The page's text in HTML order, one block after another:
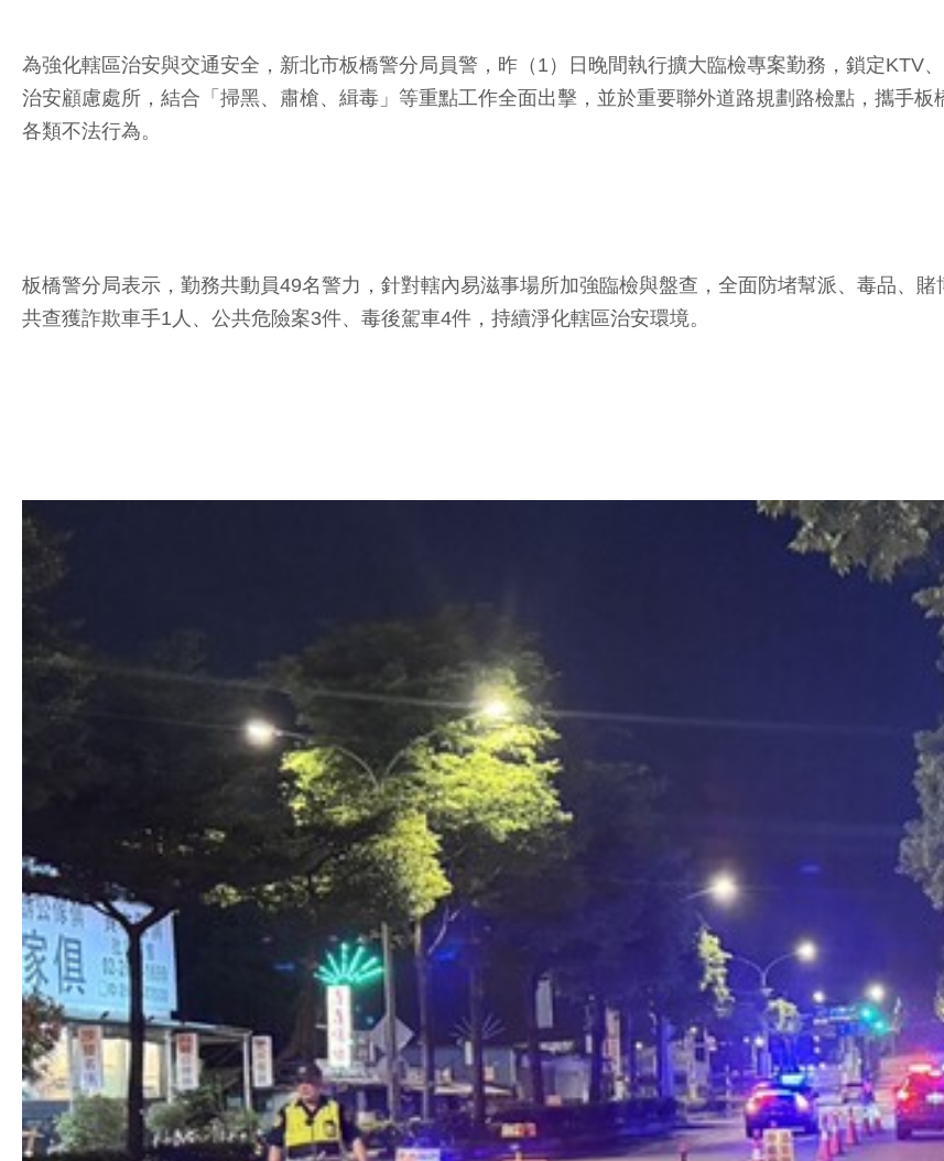
為強化轄區治安與交通安全，新北市板橋警分局員警，昨（1）日晚間執行擴大臨檢專案勤務，鎖定KTV
治安顧慮處所，結合「掃黑、肅槍、緝毒」等重點工作全面出擊，並於重要聯外道路規劃路檢點，攜手
各類不法行為。
板橋警分局表示，勤務共動員49名警力，針對轄內易滋事場所加強臨檢與盤查，全面防堵幫派、毒品、
共查獲詐欺車手1人、公共危險案3件、毒後駕車4件，持續淨化轄區治安環境。